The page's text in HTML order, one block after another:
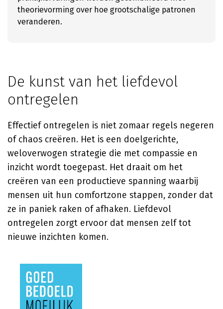
theorievorming over hoe grootschalige patronen
veranderen.
De kunst van het liefdevol
ontregelen
Effectief ontregelen is niet zomaar regels negeren
of chaos creëren. Het is een doelgerichte,
weloverwogen strategie die met compassie en
inzicht wordt toegepast. Het draait om het
creëren van een productieve spanning waarbij
mensen uit hun comfortzone stappen, zonder dat
ze in paniek raken of afhaken. Liefdevol
ontregelen zorgt ervoor dat mensen zelf tot
nieuwe inzichten komen.